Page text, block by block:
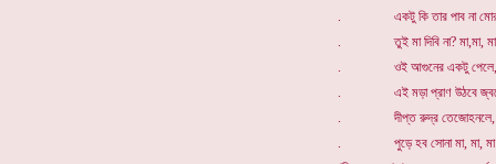
. একটু কি তার পাব না
. তুই মা দিবি না? মা,মা,
. ওই আগুনের একটু পেলে,
. এই মড়া প্রাণ উঠবে
. দীপ্ত রুদ্র তেজোহনলে,
. পুড়ে হব সোনা মা, মা, মা